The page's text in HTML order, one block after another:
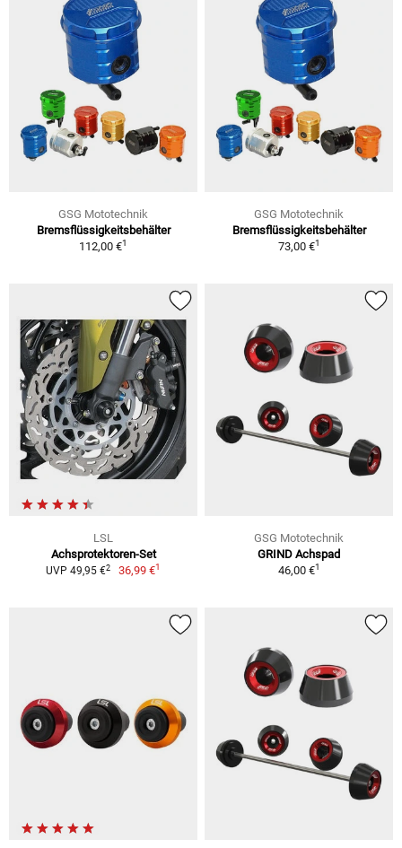
GSG Mototechnik
Bremsflüssigkeitsbehälter
112,00 €1
GSG Mototechnik
Bremsflüssigkeitsbehälter
73,00 €1
LSL
Achsprotektoren-Set
UVP 49,95 €2 36,99 €1
GSG Mototechnik
GRIND Achspad
46,00 €1